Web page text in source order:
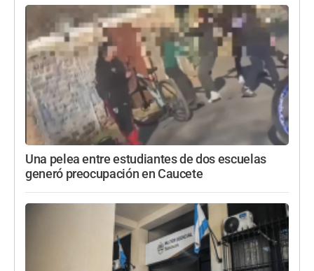
Una pelea entre estudiantes de dos escuelas
generó preocupación en Caucete